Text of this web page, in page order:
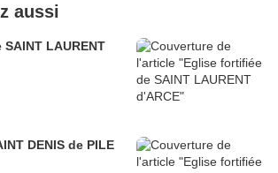
aussi
LAURENT
DENIS de PILE